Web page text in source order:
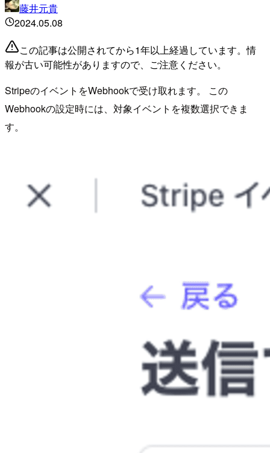
藤井元貴
2024.05.08
この記事は公開されてから1年以上経過しています。情
報が古い可能性がありますので、ご注意ください。
StripeのイベントをWebhookで受け取れます。 この
Webhookの設定時には、対象イベントを複数選択できま
す。